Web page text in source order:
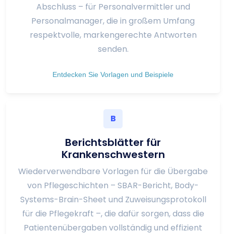
Abschluss – für Personalvermittler und
Personalmanager, die in großem Umfang
respektvolle, markengerechte Antworten
senden.
Entdecken Sie Vorlagen und Beispiele
B
Berichtsblätter für
Krankenschwestern
Wiederverwendbare Vorlagen für die Übergabe
von Pflegeschichten – SBAR-Bericht, Body-
Systems-Brain-Sheet und Zuweisungsprotokoll
für die Pflegekraft –, die dafür sorgen, dass die
Patientenübergaben vollständig und effizient